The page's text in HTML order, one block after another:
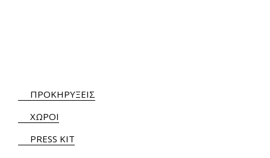
ΠΡΟΚΗΡΥΞΕΙΣ
ΧΩΡΟΙ
PRESS KIT